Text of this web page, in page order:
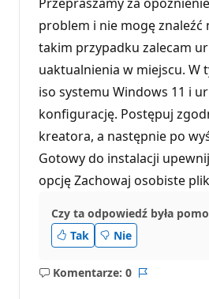
problem i nie mogę znaleźć
takim przypadku zalecam
uaktualnienia w miejscu. W
iso systemu Windows 11 i
konfigurację. Postępuj
kreatora, a następnie po
Gotowy do instalacji
opcję Zachowaj osobiste
Czy ta odpowiedź była
Tak
Nie
Komentarze: 0
Brak